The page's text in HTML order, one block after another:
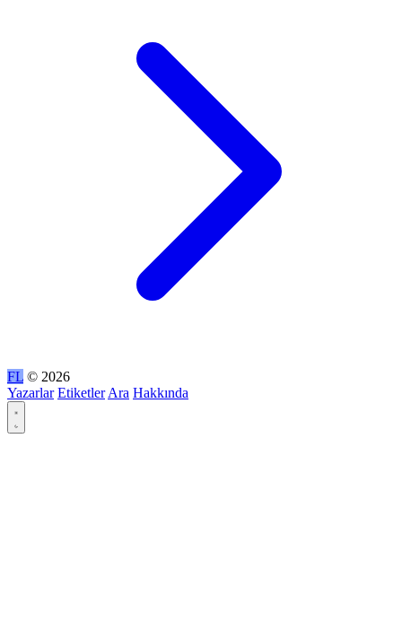
FL © 2026
Yazarlar Etiketler Ara Hakkında